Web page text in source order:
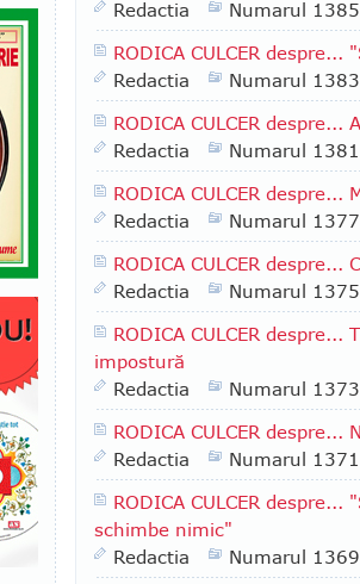
Redactia
Numarul 1385
RODICA CULCER
Redactia
Numarul 1383
RODICA CULCER
Redactia
Numarul 1381
RODICA CULCER
Redactia
Numarul 1377
RODICA CULCER
Redactia
Numarul 1375
RODICA CULCER
impostură
Redactia
Numarul 1373
RODICA CULCER
Redactia
Numarul 1371
RODICA CULCER
schimbe nimic"
Redactia
Numarul 1369